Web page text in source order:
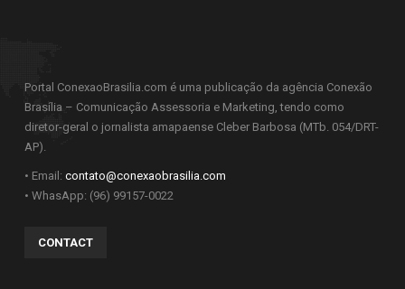
Portal ConexaoBrasilia.com é uma publicação da agência Conexão
Brasília – Comunicação Assessoria e Marketing, tendo como
diretor-geral o jornalista amapaense Cleber Barbosa (MTb. 054/DRT-
AP).
• Email: contato@conexaobrasilia.com
• WhasApp: (96) 99157-0022
CONTACT